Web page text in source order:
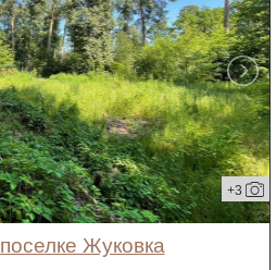
+3
поселке Жуковка